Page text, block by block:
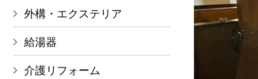
外構・エクステリア
給湯器
介護リフォーム